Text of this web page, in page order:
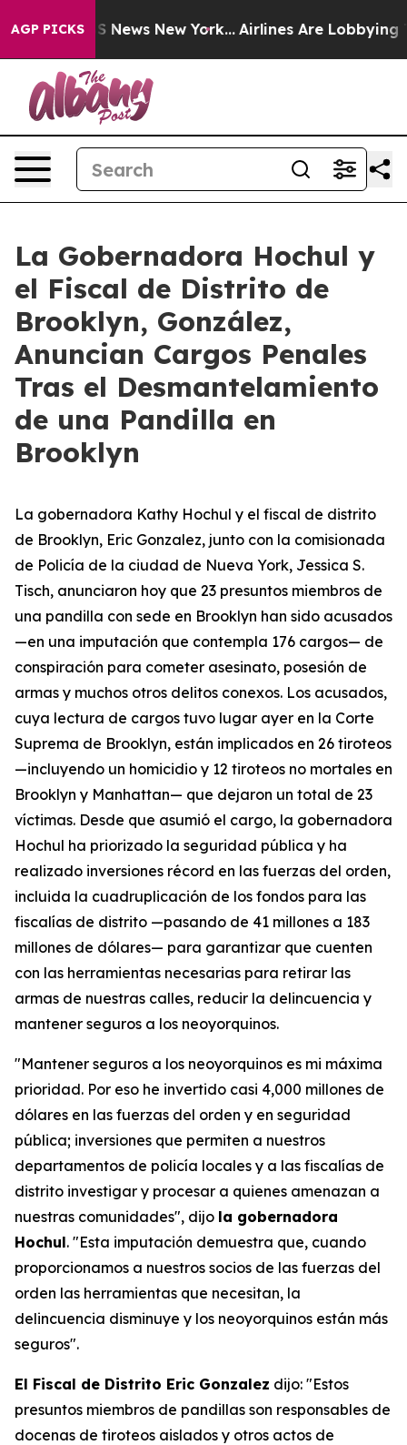
AGP PICKS
CBS News New York... Airlines Are Lobbying To
La Gobernadora Hochul y
el Fiscal de Distrito de
Brooklyn, González,
Anuncian Cargos Penales
Tras el Desmantelamiento
de una Pandilla en
Brooklyn
La gobernadora Kathy Hochul y el fiscal de distrito
de Brooklyn, Eric Gonzalez, junto con la comisionada
de Policía de la ciudad de Nueva York, Jessica S.
Tisch, anunciaron hoy que 23 presuntos miembros de
una pandilla con sede en Brooklyn han sido acusados
—en una imputación que contempla 176 cargos— de
conspiración para cometer asesinato, posesión de
armas y muchos otros delitos conexos. Los acusados,
cuya lectura de cargos tuvo lugar ayer en la Corte
Suprema de Brooklyn, están implicados en 26 tiroteos
—incluyendo un homicidio y 12 tiroteos no mortales en
Brooklyn y Manhattan— que dejaron un total de 23
víctimas. Desde que asumió el cargo, la gobernadora
Hochul ha priorizado la seguridad pública y ha
realizado inversiones récord en las fuerzas del orden,
incluida la cuadruplicación de los fondos para las
fiscalías de distrito —pasando de 41 millones a 183
millones de dólares— para garantizar que cuenten
con las herramientas necesarias para retirar las
armas de nuestras calles, reducir la delincuencia y
mantener seguros a los neoyorquinos.
"Mantener seguros a los neoyorquinos es mi máxima
prioridad. Por eso he invertido casi 4,000 millones de
dólares en las fuerzas del orden y en seguridad
pública; inversiones que permiten a nuestros
departamentos de policía locales y a las fiscalías de
distrito investigar y procesar a quienes amenazan a
nuestras comunidades", dijo la gobernadora
Hochul. "Esta imputación demuestra que, cuando
proporcionamos a nuestros socios de las fuerzas del
orden las herramientas que necesitan, la
delincuencia disminuye y los neoyorquinos están más
seguros".
El Fiscal de Distrito Eric Gonzalez dijo: "Estos
presuntos miembros de pandillas son responsables de
docenas de tiroteos aislados y otros actos de